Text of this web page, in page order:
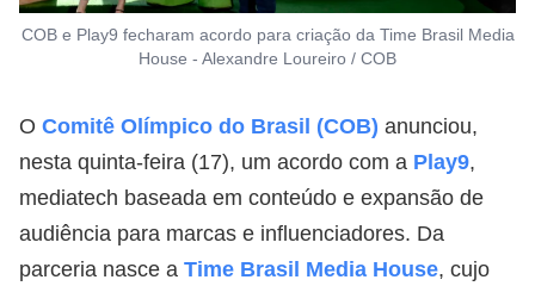
COB e Play9 fecharam acordo para criação da Time Brasil Media
House - Alexandre Loureiro / COB
O Comitê Olímpico do Brasil (COB) anunciou,
nesta quinta-feira (17), um acordo com a Play9,
mediatech baseada em conteúdo e expansão de
audiência para marcas e influenciadores. Da
parceria nasce a Time Brasil Media House, cujo